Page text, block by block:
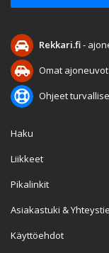
Rekkari.fi-
Omat ajoneuvot
Ohjeet
Haku
Liikkeet
Pikalinkit
Asiakastuki &
Käyttöehdot